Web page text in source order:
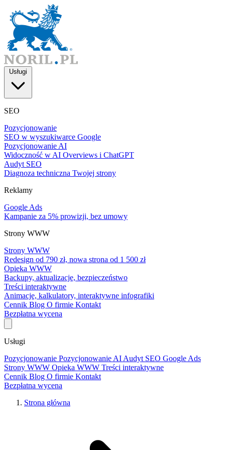
Usługi
SEO
Pozycjonowanie
SEO w wyszukiwarce Google
Pozycjonowanie AI
Widoczność w AI Overviews i ChatGPT
Audyt SEO
Diagnoza techniczna Twojej strony
Reklamy
Google Ads
Kampanie za 5% prowizji, bez umowy
Strony WWW
Strony WWW
Redesign od 790 zł, nowa strona od 1 500 zł
Opieka WWW
Backupy, aktualizacje, bezpieczeństwo
Treści interaktywne
Animacje, kalkulatory, interaktywne infografiki
Cennik Blog O firmie Kontakt
Bezpłatna wycena
Usługi
Pozycjonowanie Pozycjonowanie AI Audyt SEO Google Ads
Strony WWW Opieka WWW Treści interaktywne
Cennik Blog O firmie Kontakt
Bezpłatna wycena
Strona główna